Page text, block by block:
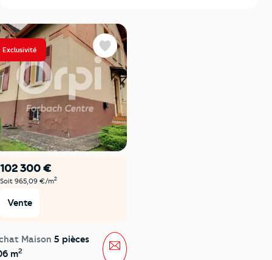
Exclusivité
102 300 €
Soit 965,09 €/m2
Vente
Maison 5 pièces
m2
Favoris
Message